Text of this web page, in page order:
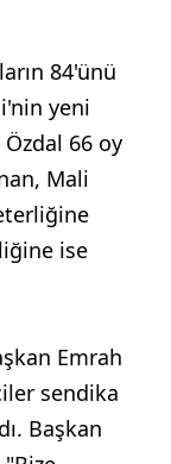
84'ünü
yeni
66 oy
Mali
ise
Emrah
sendika
Başkan